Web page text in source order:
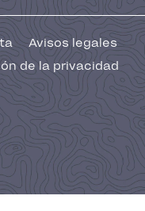
Avisos legales
de la privacidad